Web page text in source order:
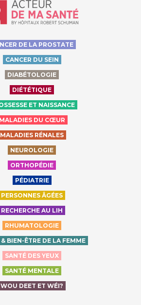
- Acteur de ma santé, by
DE LA PROSTATE
CANCER DU SEIN
DIABÉTOLOGIE
DIÉTÉTIQUE
ET NAISSANCE
MALADIES DU CŒUR
MALADIES RÉNALES
NEUROLOGIE
ORTHOPÉDIE
PÉDIATRIE
PERSONNES ÂGÉES
RECHERCHE AU LIH
RHUMATOLOGIE
BIEN-ÊTRE DE LA FEMME
SANTÉ DES YEUX
SANTÉ MENTALE
WOU DEET ET WÉI?